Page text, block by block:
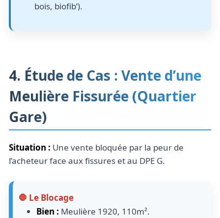
bois, biofib’).
4. Étude de Cas : Vente d’une
Meulière Fissurée (Quartier
Gare)
Situation : Une vente bloquée par la peur de
l’acheteur face aux fissures et au DPE G.
🛑 Le Blocage
Bien : Meulière 1920, 110m².